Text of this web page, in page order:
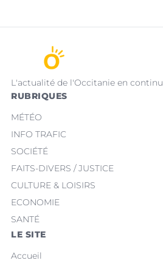
L'actualité de l'Occitanie en continu
RUBRIQUES
MÉTÉO
INFO TRAFIC
SOCIÉTÉ
FAITS-DIVERS / JUSTICE
CULTURE & LOISIRS
ECONOMIE
SANTÉ
LE SITE
Accueil